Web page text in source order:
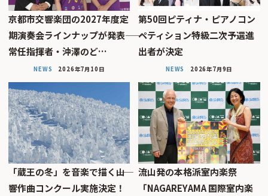
京都市交響楽団の2027年度定
期演奏会ラインナップが発表――
常任指揮者・沖澤のど…
NEWS 2026年7月10日
第50回ピティナ・ピアノコン
ペティション特級二次予選進
出者が決定
NEWS 2026年7月9日
「蔵王の冬」を音楽で描く――山
響作曲コンクール実施決定！
流山発の本格派室内楽祭
「NAGAREYAMA 国際室内楽